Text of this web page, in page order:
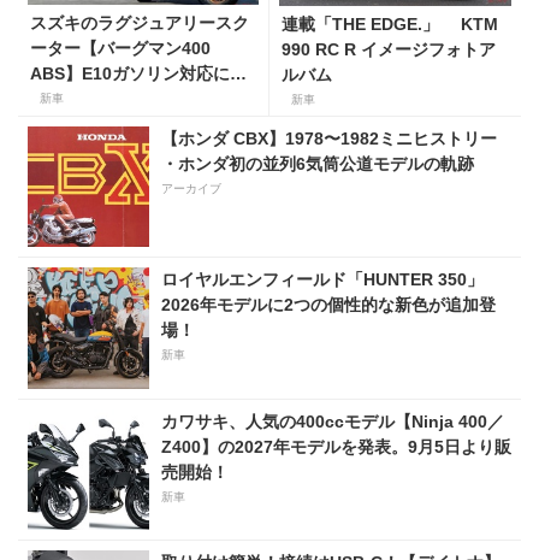
スズキのラグジュアリースク
ーター【バーグマン400
ABS】E10ガソリン対応に仕
様変更して発売。価格は据え
置きの98万100円！
新車
連載「THE EDGE.」 KTM
990 RC R イメージフォトア
ルバム
新車
【ホンダ CBX】1978〜1982ミニヒストリー
・ホンダ初の並列6気筒公道モデルの軌跡
アーカイブ
ロイヤルエンフィールド「HUNTER 350」
2026年モデルに2つの個性的な新色が追加登
場！
新車
カワサキ、人気の400ccモデル【Ninja 400／
Z400】の2027年モデルを発表。9月5日より販
売開始！
新車